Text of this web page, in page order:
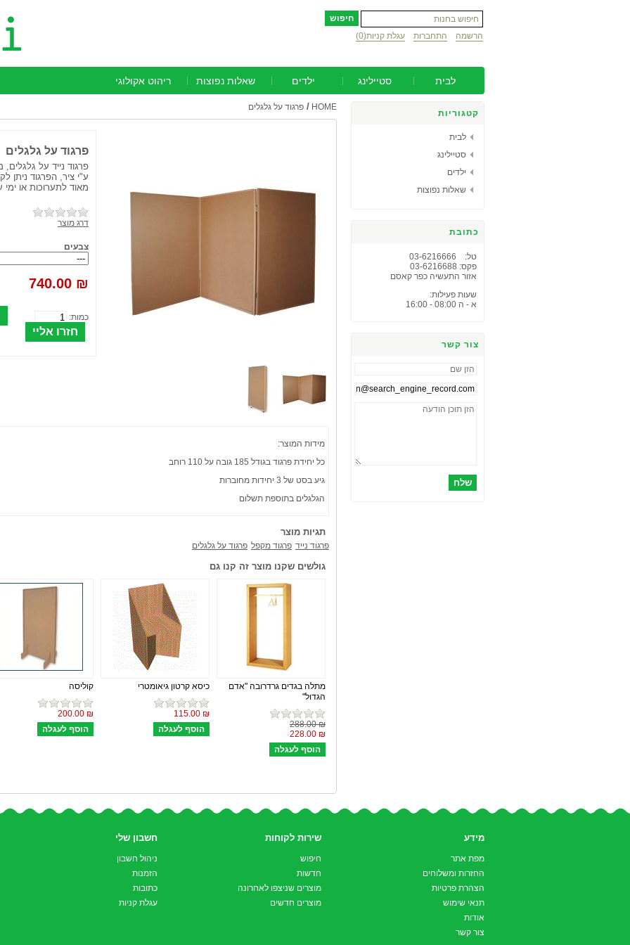
הרשמה התחברות עגלת קניות(0)
לבית סטיילינג ילדים שאלות נפוצות ריהוט אקולוגי
קטגוריות
לבית
סטיילינג
ילדים
שאלות נפוצות
כתובת
טל: 03-6216666
פקס: 03-6216688
אזור התעשיה כפר קאסם
שעות פעילות:
א - ה 08:00 - 16:00
צור קשר
שלח
HOME
/ פרגוד על גלגלים
פרגוד על גלגלים
ע"י ציר, הפרגוד ניתן
מאוד לתערוכות או ימי
דרג מוצר
צבעים
₪
740.00
כמות:
מידות המוצר:
כל יחידת פרגוד בגודל 185 גובה על 110 רוחב
גיע בסט של 3 יחידות מחוברות
הגלגלים בתוספת תשלום
תגיות מוצר
פרגוד נייד פרגוד מקפל פרגוד על גלגלים
גולשים שקנו מוצר זה קנו גם
מתלה בגדים גרדרובה "אדם
הגדול"
₪ 288.00
₪ 228.00
כיסא קרטון גיאומטרי
₪ 115.00
קוליסה
₪ 200.00
מידע
מפת אתר
החזרות ומשלוחים
הצהרת פרטיות
תנאי שימוש
אודות
צור קשר
שירות לקוחות
חיפוש
חדשות
מוצרים שניצפו לאחרונה
מוצרים חדשים
חשבון שלי
ניהול חשבון
הזמנות
כתובות
עגלת קניות